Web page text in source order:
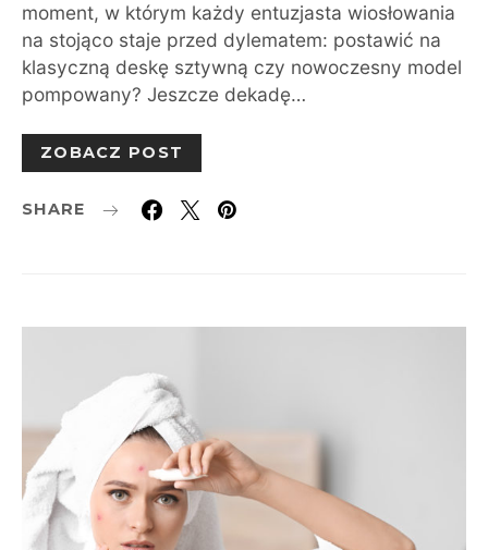
moment, w którym każdy entuzjasta wiosłowania
na stojąco staje przed dylematem: postawić na
klasyczną deskę sztywną czy nowoczesny model
pompowany? Jeszcze dekadę…
ZOBACZ POST
SHARE